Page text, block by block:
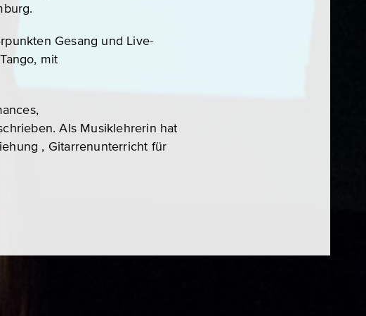
Gesang und Live-
mit
Als Musiklehrerin hat
, Gitarrenunterricht für